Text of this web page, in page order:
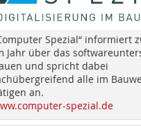
Spezial“ informiert
Jahr über das
und spricht dabei
alle im
an.
spezial.de